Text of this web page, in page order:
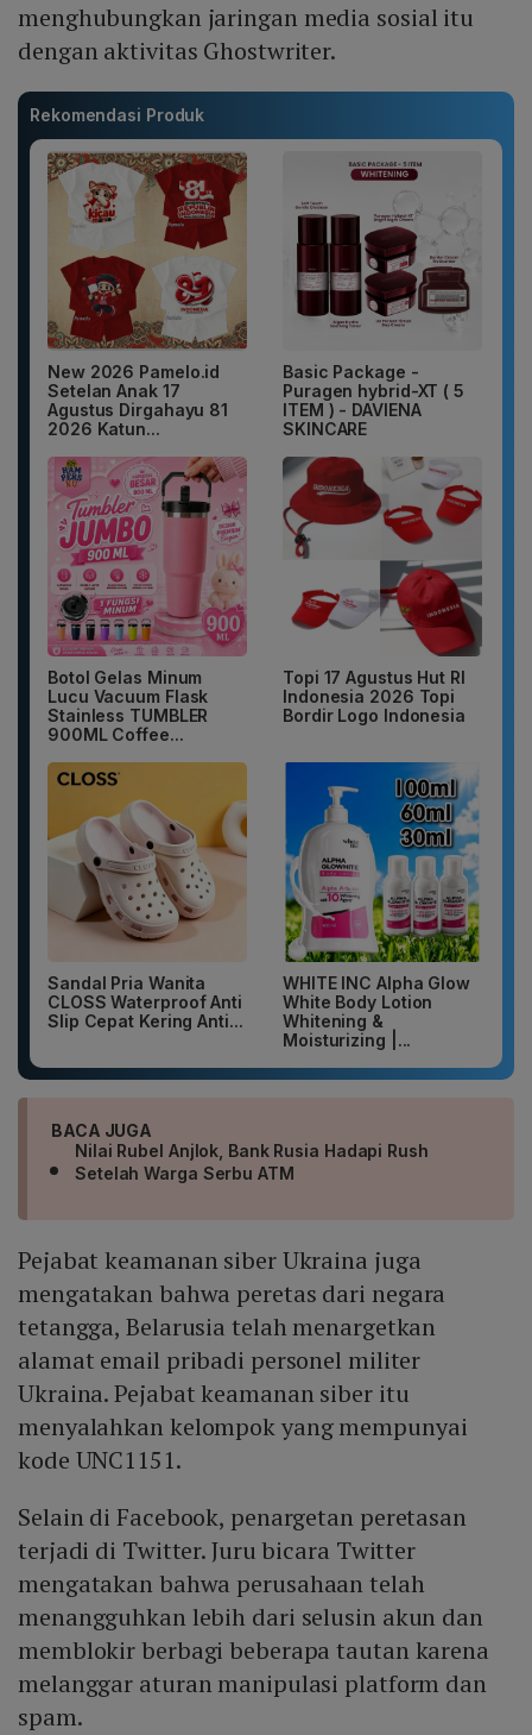
menghubungkan jaringan media sosial itu
dengan aktivitas Ghostwriter.
Rekomendasi Produk
New 2026 Pamelo.id
Setelan Anak 17
Agustus Dirgahayu 81
2026 Katun...
Basic Package -
Puragen hybrid-XT ( 5
ITEM ) - DAVIENA
SKINCARE
Botol Gelas Minum
Lucu Vacuum Flask
Stainless TUMBLER
900ML Coffee...
Topi 17 Agustus Hut RI
Indonesia 2026 Topi
Bordir Logo Indonesia
Sandal Pria Wanita
CLOSS Waterproof Anti
Slip Cepat Kering Anti...
WHITE INC Alpha Glow
White Body Lotion
Whitening &
Moisturizing |...
BACA JUGA
Nilai Rubel Anjlok, Bank Rusia Hadapi Rush
Setelah Warga Serbu ATM
Pejabat keamanan siber Ukraina juga
mengatakan bahwa peretas dari negara
tetangga, Belarusia telah menargetkan
alamat email pribadi personel militer
Ukraina. Pejabat keamanan siber itu
menyalahkan kelompok yang mempunyai
kode UNC1151.
Selain di Facebook, penargetan peretasan
terjadi di Twitter. Juru bicara Twitter
mengatakan bahwa perusahaan telah
menangguhkan lebih dari selusin akun dan
memblokir berbagi beberapa tautan karena
melanggar aturan manipulasi platform dan
spam.